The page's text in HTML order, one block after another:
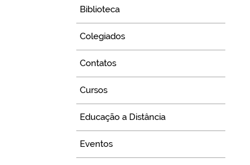
Biblioteca
Colegiados
Contatos
Cursos
Educação a Distância
Eventos